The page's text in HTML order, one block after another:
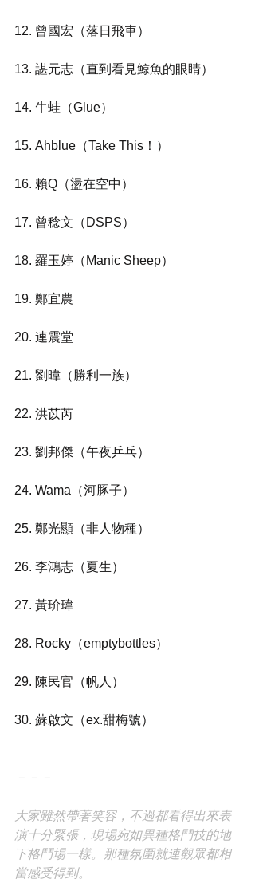
12. 曾國宏（落日飛車）
13. 諶元志（直到看見鯨魚的眼睛）
14. 牛蛙（Glue）
15. Ahblue（Take This！）
16. 賴Q（盪在空中）
17. 曾稔文（DSPS）
18. 羅玉婷（Manic Sheep）
19. 鄭宜農
20. 連震堂
21. 劉暐（勝利一族）
22. 洪苡芮
23. 劉邦傑（午夜乒乓）
24. Wama（河豚子）
25. 鄭光顯（非人物種）
26. 李鴻志（夏生）
27. 黃玠瑋
28. Rocky（emptybottles）
29. 陳民官（帆人）
30. 蘇啟文（ex.甜梅號）
－－－
大家雖然帶著笑容，不過都看得出來表
演十分緊張，現場宛如異種格鬥技的地
下格鬥場一樣。那種氛圍就連觀眾都相
當感受得到。